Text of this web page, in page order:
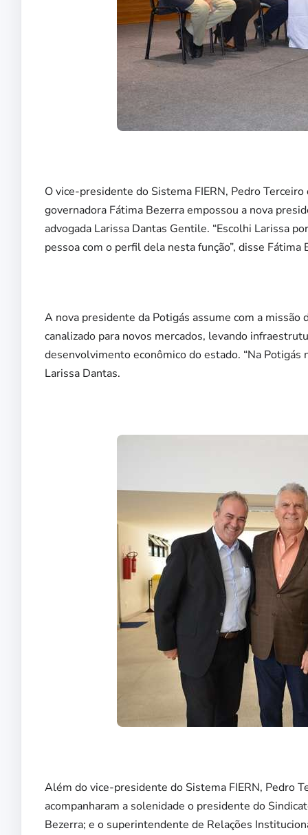
O vice-presidente do Sistema FIERN, Pedro
governadora Fátima Bezerra empossou a nova
advogada Larissa Dantas Gentile. “Escolhi Larissa
pessoa com o perfil dela nesta função”, disse Fátima
A nova presidente da Potigás assume com a
canalizado para novos mercados, levando
desenvolvimento econômico do estado. “Na
Larissa Dantas.
Além do vice-presidente do Sistema FIERN, Pedro
acompanharam a solenidade o presidente do
Bezerra; e o superintendente de Relações